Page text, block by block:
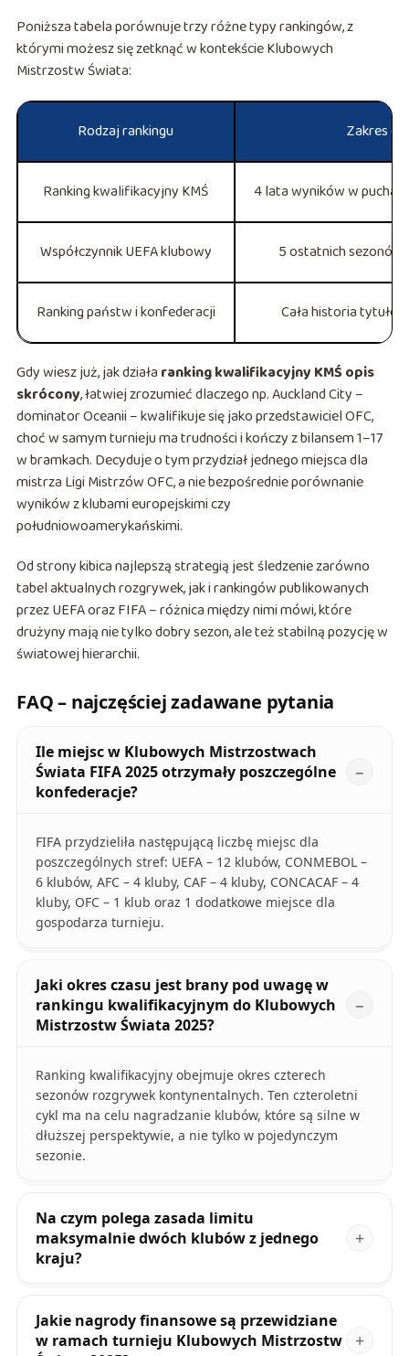
Poniższa tabela porównuje trzy różne typy rankingów, z
którymi możesz się zetknąć w kontekście Klubowych
Mistrzostw Świata:
Rodzaj rankingu Zakres
Ranking kwalifikacyjny KMŚ 4 lata wyników w
Współczynnik UEFA klubowy 5 ostatnich sezonów
Ranking państw i konfederacji Cała historia
Gdy wiesz już, jak działa ranking kwalifikacyjny KMŚ opis
skrócony, łatwiej zrozumieć dlaczego np. Auckland City –
dominator Oceanii – kwalifikuje się jako przedstawiciel OFC,
choć w samym turnieju ma trudności i kończy z bilansem 1–17
w bramkach. Decyduje o tym przydział jednego miejsca dla
mistrza Ligi Mistrzów OFC, a nie bezpośrednie porównanie
wyników z klubami europejskimi czy
południowoamerykańskimi.
Od strony kibica najlepszą strategią jest śledzenie zarówno
tabel aktualnych rozgrywek, jak i rankingów publikowanych
przez UEFA oraz FIFA – różnica między nimi mówi, które
drużyny mają nie tylko dobry sezon, ale też stabilną pozycję w
światowej hierarchii.
FAQ – najczęściej zadawane pytania
Ile miejsc w Klubowych Mistrzostwach
Świata FIFA 2025 otrzymały poszczególne
konfederacje?
FIFA przydzieliła następującą liczbę miejsc dla
poszczególnych stref: UEFA – 12 klubów, CONMEBOL –
6 klubów, AFC – 4 kluby, CAF – 4 kluby, CONCACAF – 4
kluby, OFC – 1 klub oraz 1 dodatkowe miejsce dla
gospodarza turnieju.
Jaki okres czasu jest brany pod uwagę w
rankingu kwalifikacyjnym do Klubowych
Mistrzostw Świata 2025?
Ranking kwalifikacyjny obejmuje okres czterech
sezonów rozgrywek kontynentalnych. Ten czteroletni
cykl ma na celu nagradzanie klubów, które są silne w
dłuższej perspektywie, a nie tylko w pojedynczym
sezonie.
Na czym polega zasada limitu
maksymalnie dwóch klubów z jednego
kraju?
Jakie nagrody finansowe są przewidziane
w ramach turnieju Klubowych Mistrzostw